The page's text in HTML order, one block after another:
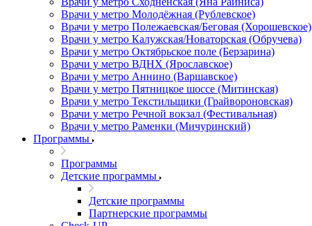
Врачи у метро Молодёжная (Рублевское)
Врачи у метро Полежаевская/Беговая (Хорошевское)
Врачи у метро Калужская/Новаторская (Обручева)
Врачи у метро Октябрьское поле (Берзарина)
Врачи у метро ВДНХ (Ярославское)
Врачи у метро Аннино (Варшавское)
Врачи у метро Пятницкое шоссе (Митинская)
Врачи у метро Текстильщики (Грайвороновская)
Врачи у метро Речной вокзал (Фестивальная)
Врачи у метро Раменки (Мичуринский)
Программы
Программы
Детские программы
Детские программы
Партнерские программы